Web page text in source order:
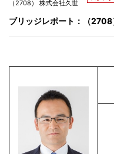
（2708） 株式会社久世
ブリッジレポート：（